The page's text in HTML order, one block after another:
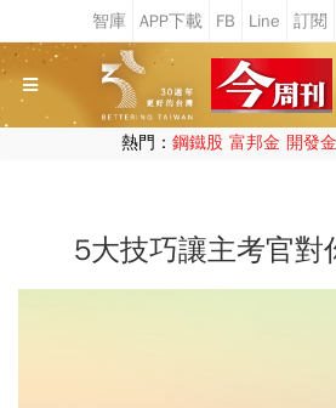
熱門： 鋼鐵股 富邦金 開發金
5大技巧讓主考官對